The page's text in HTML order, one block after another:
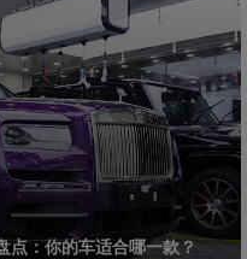
点：你的车适合哪一款？